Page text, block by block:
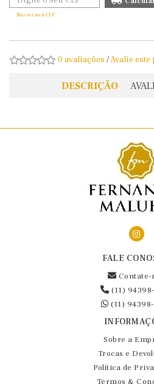
Não sei meu CEP
0 avaliações /Avalie
DESCRIÇÃO
FALE
Contate-
(11)
(11)
Sobre a
Trocas e
Política de
Termos &